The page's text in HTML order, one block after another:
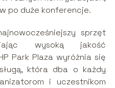
po duże konferencje.
sprzęt
wysoką jakość
Park Plaza wyróżnia się
która dba o każdy
i uczestnikom